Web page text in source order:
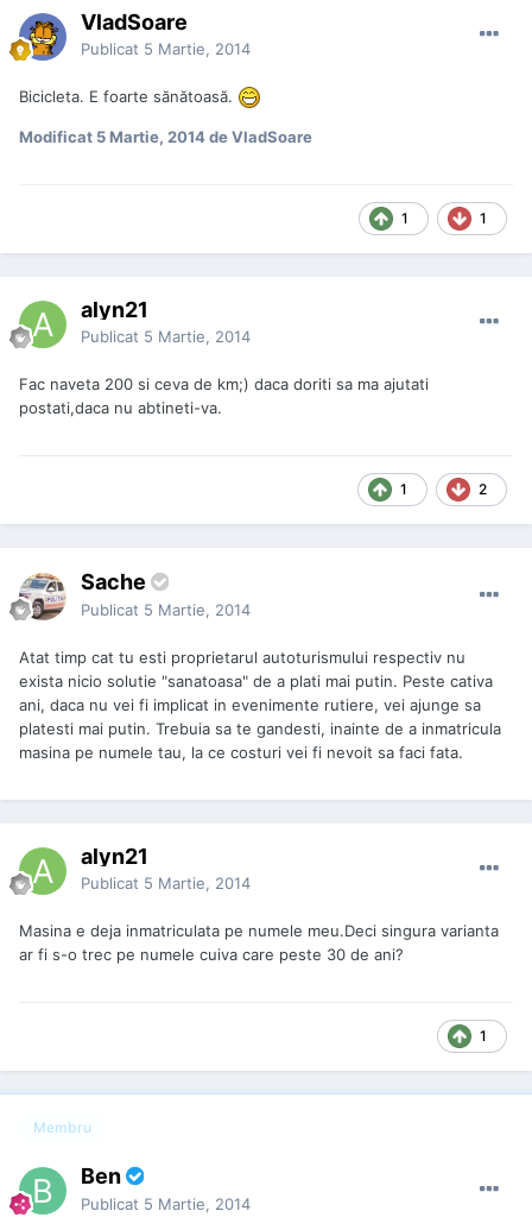
VladSoare
Publicat 5 Martie, 2014
Bicicleta. E foarte sănătoasă.
Modificat 5 Martie, 2014de VladSoare
1 1
alyn21
Publicat 5 Martie, 2014
Fac naveta 200 si ceva de km;) daca doriti sa ma ajutati
postati,daca nu abtineti-va.
1 2
Sache
Publicat 5 Martie, 2014
Atat timp cat tu esti proprietarul autoturismului respectiv nu
exista nicio solutie "sanatoasa" de a plati mai putin. Peste cativa
ani, daca nu vei fi implicat in evenimente rutiere, vei ajunge sa
platesti mai putin. Trebuia sa te gandesti, inainte de a inmatricula
masina pe numele tau, la ce costuri vei fi nevoit sa faci fata.
alyn21
Publicat 5 Martie, 2014
Masina e deja inmatriculata pe numele meu.Deci singura varianta
ar fi s-o trec pe numele cuiva care peste 30 de ani?
1
Membru
Ben
Publicat 5 Martie, 2014